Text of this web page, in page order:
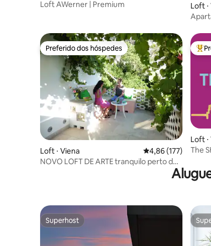
Loft AWerner | Premium
Loft
Preferido dos hóspedes
Preferido dos hóspedes
Loft ⋅ Viena 4,86 de uma
4,86 (177)
NOVO LOFT DE ARTE tranquilo perto do
Loft
The
Superhost
Superhost